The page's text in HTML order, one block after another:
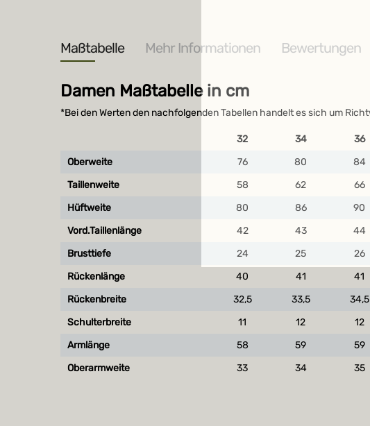
Maßtabelle
Damen Maßtabelle in cm
*Bei den Werten den nachfolgenden Tabellen handelt es sich um
32 34 36
Oberweite
76 80 84
Taillenweite
58 62 66
Hüftweite
80 86 90
Vord.Taillenlänge
42 43 44
Brusttiefe
24 25 26
Rückenlänge
40 41 41
Rückenbreite
32,5 33,5 34,5
Schulterbreite
11 12 12
Armlänge
58 59 59
Oberarmweite
33 34 35
Mehr Informationen Bewertungen